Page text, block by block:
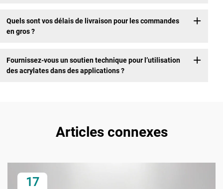
Quels sont vos délais de livraison pour les commandes
en gros ?
Fournissez-vous un soutien technique pour l’utilisation
des acrylates dans des applications ?
Articles connexes
17